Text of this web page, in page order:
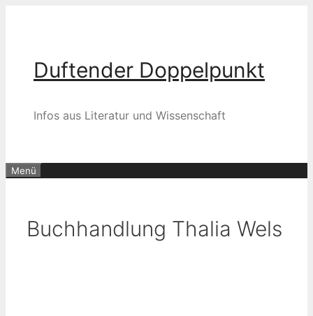
Duftender Doppelpunkt
Infos aus Literatur und Wissenschaft
Menü
Buchhandlung Thalia Wels